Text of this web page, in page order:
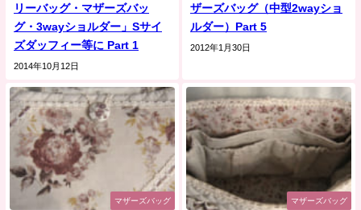
リーバッグ・マザーズバッ
グ・3wayショルダー」Sサイ
ズダッフィー等に Part 1
2014年10月12日
ザーズバッグ（中型2wayショ
ルダー）Part 5
2012年1月30日
マザーズバッグ マザーズバッグ